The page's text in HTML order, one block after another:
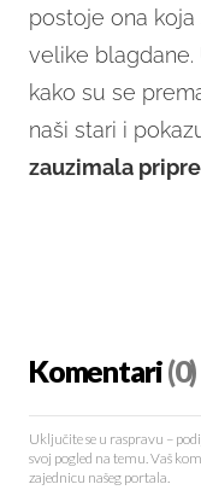
postoje ona
velike
kako su se
naši stari i
zauzimala
Komentari(0)
Uključite se u raspravu –
svoj pogled na temu. Vaš
zajednicu našeg portala.